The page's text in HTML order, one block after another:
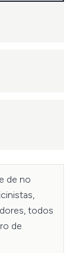
de no
todos
de